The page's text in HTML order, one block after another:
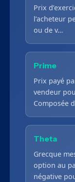
Prix
l’acheteur
ou de v…
Prime
Prix payé
vendeur
Composée
Theta
Grecque
option au
négative